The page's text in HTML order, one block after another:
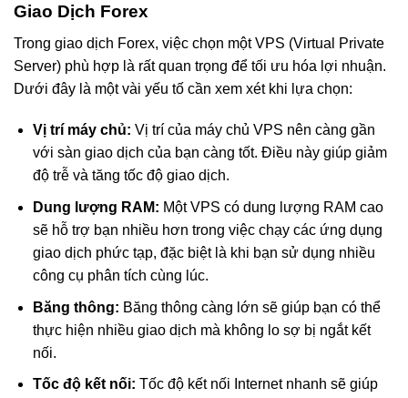
Giao Dịch Forex
Trong giao dịch Forex, việc chọn một VPS (Virtual Private
Server) phù hợp là rất quan trọng để tối ưu hóa lợi nhuận.
Dưới đây là một vài yếu tố cần xem xét khi lựa chọn:
Vị trí máy chủ: Vị trí của máy chủ VPS nên càng gần
với sàn giao dịch của bạn càng tốt. Điều này giúp giảm
độ trễ và tăng tốc độ giao dịch.
Dung lượng RAM: Một VPS có dung lượng RAM cao
sẽ hỗ trợ bạn nhiều hơn trong việc chạy các ứng dụng
giao dịch phức tạp, đặc biệt là khi bạn sử dụng nhiều
công cụ phân tích cùng lúc.
Băng thông: Băng thông càng lớn sẽ giúp bạn có thể
thực hiện nhiều giao dịch mà không lo sợ bị ngắt kết
nối.
Tốc độ kết nối: Tốc độ kết nối Internet nhanh sẽ giúp